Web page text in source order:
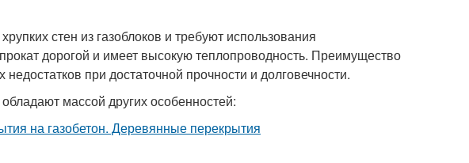
стен из газоблоков и требуют использования
дорогой и имеет высокую теплопроводность. Преимущество
при достаточной прочности и долговечности.
массой других особенностей: